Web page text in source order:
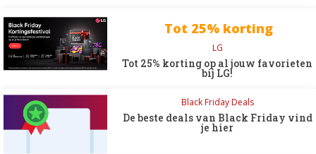
Tot 25% korting
LG
Tot 25% korting op al jouw favorieten
bij LG!
Black Friday Deals
De beste deals van Black Friday vind
je hier